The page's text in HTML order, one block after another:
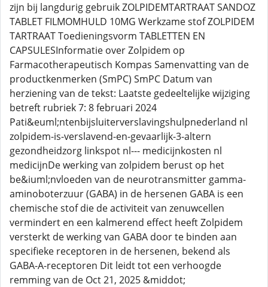
zijn bij langdurig gebruik ZOLPIDEMTARTRAAT SANDOZ
TABLET FILMOMHULD 10MG Werkzame stof ZOLPIDEM
TARTRAAT Toedieningsvorm TABLETTEN EN
CAPSULESInformatie over Zolpidem op
Farmacotherapeutisch Kompas Samenvatting van de
productkenmerken (SmPC) SmPC Datum van
herziening van de tekst: Laatste gedeeltelijke wijziging
betreft rubriek 7: 8 februari 2024
Pati&euml;ntenbijsluiterverslavingshulpnederland nl
zolpidem-is-verslavend-en-gevaarlijk-3-altern
gezondheidzorg linkspot nl--- medicijnkosten nl
medicijnDe werking van zolpidem berust op het
be&iuml;nvloeden van de neurotransmitter gamma-
aminoboterzuur (GABA) in de hersenen GABA is een
chemische stof die de activiteit van zenuwcellen
vermindert en een kalmerend effect heeft Zolpidem
versterkt de werking van GABA door te binden aan
specifieke receptoren in de hersenen, bekend als
GABA-A-receptoren Dit leidt tot een verhoogde
remming van de Oct 21, 2025 &middot;